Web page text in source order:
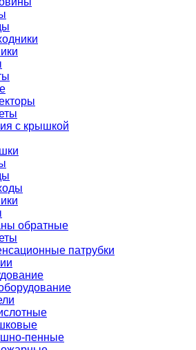
с крышкой
обратные
патрубки
пенные